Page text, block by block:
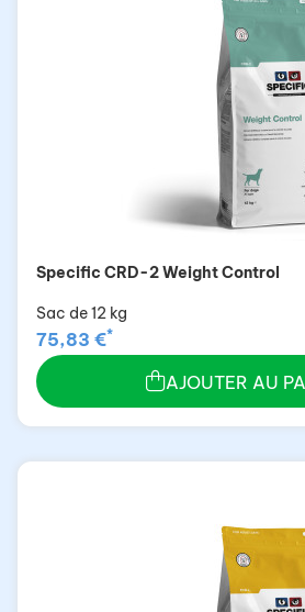
Specific CRD-2 Weight Control
Sac de 12 kg
75,83 €*
AJOUTER AU